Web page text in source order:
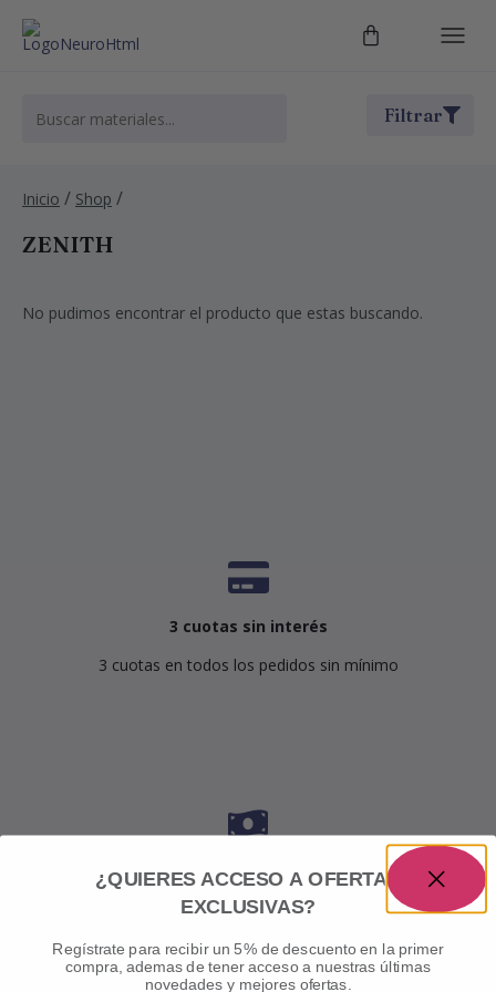
Filtrar
Inicio / Shop /
ZENITH
No pudimos encontrar el producto que estas buscando.
3 cuotas sin interés
3 cuotas en todos los pedidos sin mínimo
10% de descuento
Abonando con transferencia bancaria
¿QUIERES ACCESO A OFERTAS
EXCLUSIVAS?
Regístrate para recibir un 5% de descuento en la primer
compra, ademas de tener acceso a nuestras últimas
novedades y mejores ofertas.